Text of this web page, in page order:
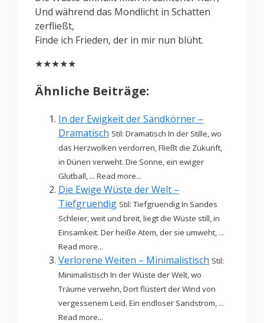
Und während das Mondlicht in Schatten
zerfließt,
Finde ich Frieden, der in mir nun blüht.
★★★★★
Ähnliche Beiträge:
In der Ewigkeit der Sandkörner –
Dramatisch Stil: Dramatisch In der Stille, wo
das Herzwolken verdorren, Fließt die Zukunft,
in Dünen verweht. Die Sonne, ein ewiger
Glutball, ... Read more...
Die Ewige Wüste der Welt –
Tiefgruendig Stil: Tiefgruendig In Sandes
Schleier, weit und breit, liegt die Wüste still, in
Einsamkeit. Der heiße Atem, der sie umweht, ...
Read more...
Verlorene Weiten – Minimalistisch Stil:
Minimalistisch In der Wüste der Welt, wo
Träume verwehn, Dort flüstert der Wind von
vergessenem Leid. Ein endloser Sandstrom, ...
Read more...